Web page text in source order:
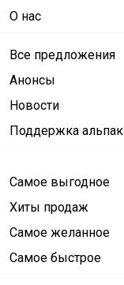
О нас
Все предложения
Анонсы
Новости
Поддержка альпак
Самое выгодное
Хиты продаж
Самое желанное
Самое быстрое